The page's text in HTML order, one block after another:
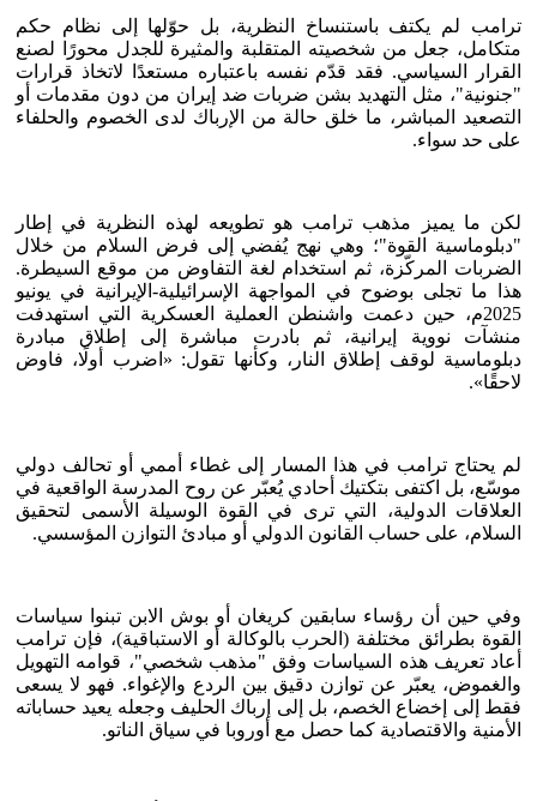
ترامب لم يكتف باستنساخ النظرية، بل حوّلها إلى نظام حكم
متكامل، جعل من شخصيته المتقلبة والمثيرة للجدل محورًا لصنع
القرار السياسي. فقد قدّم نفسه باعتباره مستعدًا لاتخاذ قرارات
"جنونية"، مثل التهديد بشن ضربات ضد إيران من دون مقدمات أو
التصعيد المباشر، ما خلق حالة من الإرباك لدى الخصوم والحلفاء
على حد سواء.
لكن ما يميز مذهب ترامب هو تطويعه لهذه النظرية في إطار
"دبلوماسية القوة"؛ وهي نهج يُفضي إلى فرض السلام من خلال
الضربات المركّزة، ثم استخدام لغة التفاوض من موقع السيطرة.
هذا ما تجلى بوضوح في المواجهة الإسرائيلية-الإيرانية في يونيو
2025م، حين دعمت واشنطن العملية العسكرية التي استهدفت
منشآت نووية إيرانية، ثم بادرت مباشرة إلى إطلاق مبادرة
دبلوماسية لوقف إطلاق النار، وكأنها تقول: «اضرب أولًا، فاوض
لاحقًا».
لم يحتاج ترامب في هذا المسار إلى غطاء أممي أو تحالف دولي
موسّع، بل اكتفى بتكتيك أحادي يُعبّر عن روح المدرسة الواقعية في
العلاقات الدولية، التي ترى في القوة الوسيلة الأسمى لتحقيق
السلام، على حساب القانون الدولي أو مبادئ التوازن المؤسسي.
وفي حين أن رؤساء سابقين كريغان أو بوش الابن تبنوا سياسات
القوة بطرائق مختلفة (الحرب بالوكالة أو الاستباقية)، فإن ترامب
أعاد تعريف هذه السياسات وفق "مذهب شخصي"، قوامه التهويل
والغموض، يعبّر عن توازن دقيق بين الردع والإغواء. فهو لا يسعى
فقط إلى إخضاع الخصم، بل إلى إرباك الحليف وجعله يعيد حساباته
الأمنية والاقتصادية كما حصل مع أوروبا في سياق الناتو.